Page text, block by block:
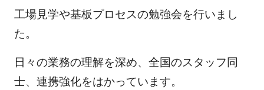
工場見学や基板プロセスの勉強会を行いまし
た。
日々の業務の理解を深め、全国のスタッフ同
士、連携強化をはかっています。